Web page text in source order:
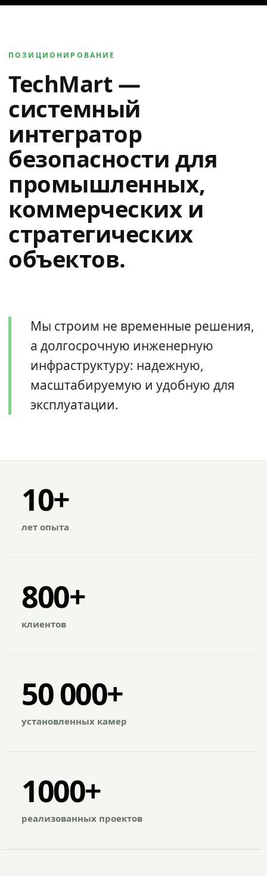
ПОЗИЦИОНИРОВАНИЕ
TechMart —
системный
интегратор
безопасности для
промышленных,
коммерческих и
стратегических
объектов.
Мы строим не временные решения,
а долгосрочную инженерную
инфраструктуру: надежную,
масштабируемую и удобную для
эксплуатации.
10+
лет опыта
800+
клиентов
50 000+
установленных камер
1000+
реализованных проектов